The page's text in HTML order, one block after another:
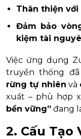
Thân thiện
Đảm bảo
kiệm tài
Việc ứng dụng
truyền thống
rừng tự nhiên và
xuất – phù hợp
bền vững” đang
2. Cấu Tạo